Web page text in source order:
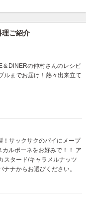
理ご紹介
DINERの仲村さんのレシピ
ルまでお届け！熱々出来立て
！サックサクのパイにメープ
ルポーネをお好みで！！ ア
スタード/キャラメルナッツ
ナナからお選びください。